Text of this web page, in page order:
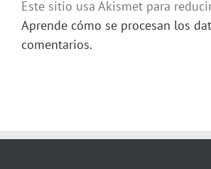
Este sitio usa Akismet para
Aprende cómo se procesan los
comentarios.